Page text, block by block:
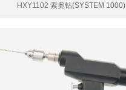
HXY1102 索奥钻(SYSTEM 1000)